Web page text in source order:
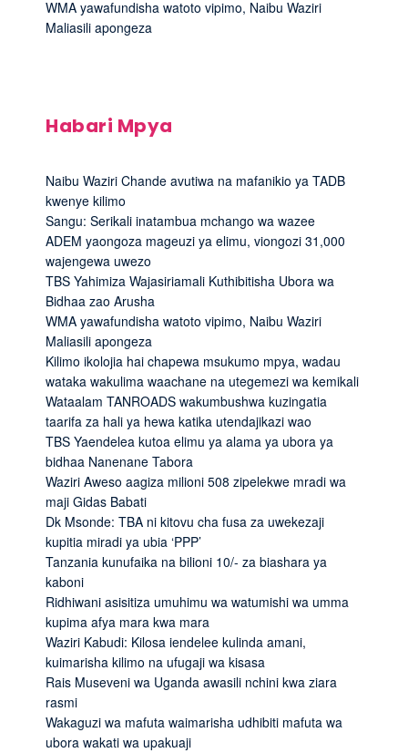
WMA yawafundisha watoto vipimo, Naibu Waziri
Maliasili apongeza
Habari Mpya
Naibu Waziri Chande avutiwa na mafanikio ya TADB
kwenye kilimo
Sangu: Serikali inatambua mchango wa wazee
ADEM yaongoza mageuzi ya elimu, viongozi 31,000
wajengewa uwezo
TBS Yahimiza Wajasiriamali Kuthibitisha Ubora wa
Bidhaa zao Arusha
WMA yawafundisha watoto vipimo, Naibu Waziri
Maliasili apongeza
Kilimo ikolojia hai chapewa msukumo mpya, wadau
wataka wakulima waachane na utegemezi wa kemikali
Wataalam TANROADS wakumbushwa kuzingatia
taarifa za hali ya hewa katika utendajikazi wao
TBS Yaendelea kutoa elimu ya alama ya ubora ya
bidhaa Nanenane Tabora
Waziri Aweso aagiza milioni 508 zipelekwe mradi wa
maji Gidas Babati
Dk Msonde: TBA ni kitovu cha fusa za uwekezaji
kupitia miradi ya ubia ‘PPP’
Tanzania kunufaika na bilioni 10/- za biashara ya
kaboni
Ridhiwani asisitiza umuhimu wa watumishi wa umma
kupima afya mara kwa mara
Waziri Kabudi: Kilosa iendelee kulinda amani,
kuimarisha kilimo na ufugaji wa kisasa
Rais Museveni wa Uganda awasili nchini kwa ziara
rasmi
Wakaguzi wa mafuta waimarisha udhibiti mafuta wa
ubora wakati wa upakuaji